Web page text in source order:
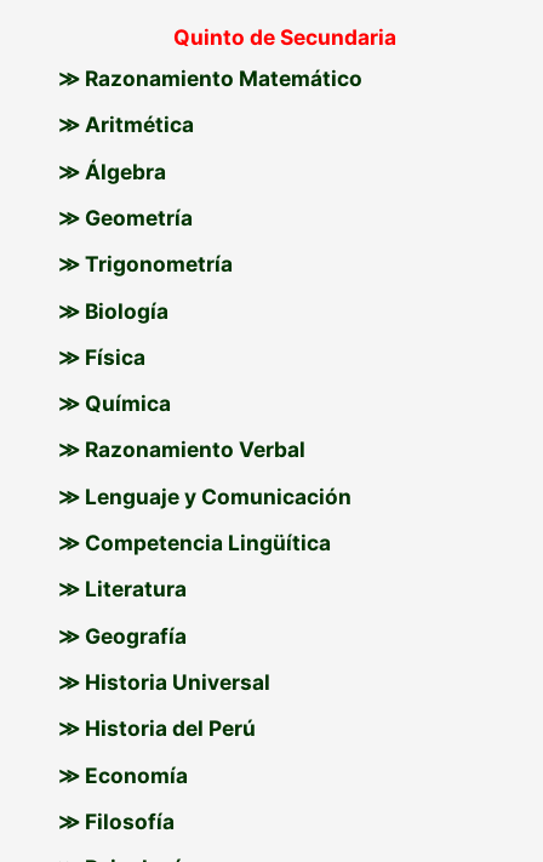
Quinto de Secundaria
≫ Razonamiento Matemático
≫ Aritmética
≫ Álgebra
≫ Geometría
≫ Trigonometría
≫ Biología
≫ Física
≫ Química
≫ Razonamiento Verbal
≫ Lenguaje y Comunicación
≫ Competencia Lingüítica
≫ Literatura
≫ Geografía
≫ Historia Universal
≫ Historia del Perú
≫ Economía
≫ Filosofía